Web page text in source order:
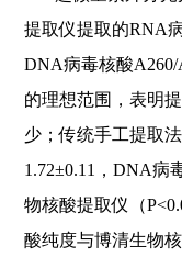
提取仪提取的RNA
DNA病毒核酸A260/
的理想范围，表明
少；传统手工提取
1.72±0.11，DNA病
物核酸提取仪（
酸纯度与博清生物